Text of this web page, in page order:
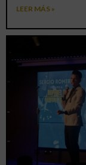
LEER MÁS »